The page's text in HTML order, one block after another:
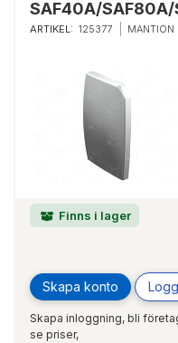
SAF40A/SAF80A/
ARTIKEL: 125377 MANTION
Finns i lager
Skapa konto
Skapa inloggning, bli
se priser,